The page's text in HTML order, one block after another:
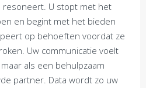
resoneert. U stopt met het
en begint met het bieden
op behoeften voordat ze
Uw communicatie voelt
als een behulpzaam
partner. Data wordt zo uw